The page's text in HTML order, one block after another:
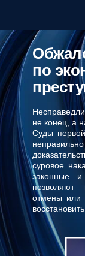
не конец, а
Суды
суровое
законные и
позволяют
отмены или
по